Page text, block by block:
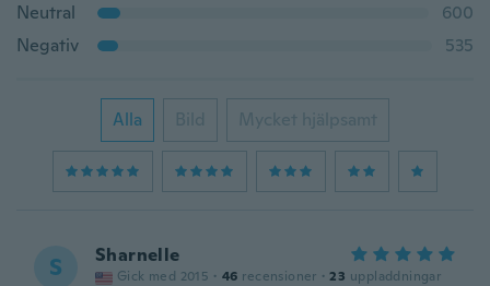
Neutral
600
Negativ
535
Alla Bild Mycket hjälpsamt
S Sharnelle
Gick med 2015 · 46 recensioner · 23 uppladdningar